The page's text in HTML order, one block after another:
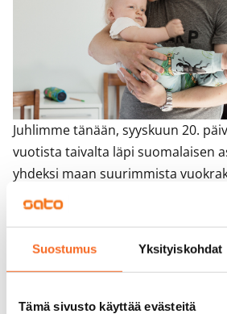
Suostumus Yksityiskohdat
Tämä sivusto käyttää evästeitä
Juhlimme tänään, syyskuun 20.
vuotista taivalta läpi suomalaisen
yhdeksi maan suurimmista
Aloitimme taipaleen
palaaville ja heidän perheilleen
vuosisadan lopulla muutimme
SATOkodeissa viihtyy lähes 50 000